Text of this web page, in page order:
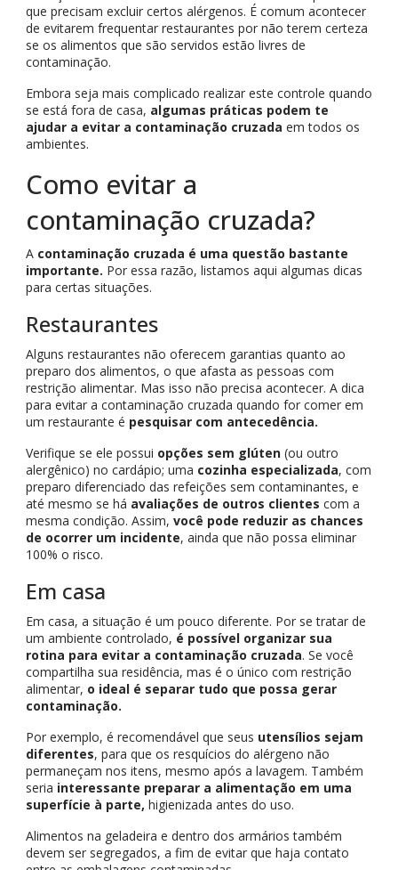
que precisam excluir certos alérgenos. É comum acontecer
de evitarem frequentar restaurantes por não terem certeza
se os alimentos que são servidos estão livres de
contaminação.
Embora seja mais complicado realizar este controle quando
se está fora de casa, algumas práticas podem te
ajudar a evitar a contaminação cruzada em todos os
ambientes.
Como evitar a
contaminação cruzada?
A contaminação cruzada é uma questão bastante
importante. Por essa razão, listamos aqui algumas dicas
para certas situações.
Restaurantes
Alguns restaurantes não oferecem garantias quanto ao
preparo dos alimentos, o que afasta as pessoas com
restrição alimentar. Mas isso não precisa acontecer. A dica
para evitar a contaminação cruzada quando for comer em
um restaurante é pesquisar com antecedência.
Verifique se ele possui opções sem glúten(ou outro
alergênico) no cardápio; uma cozinha especializada, com
preparo diferenciado das refeições sem contaminantes, e
até mesmo se há avaliações de outros clientes com a
mesma condição. Assim, você pode reduzir as chances
de ocorrer um incidente, ainda que não possa eliminar
100% o risco.
Em casa
Em casa, a situação é um pouco diferente. Por se tratar de
um ambiente controlado, é possível organizar sua
rotina para evitar a contaminação cruzada. Se você
compartilha sua residência, mas é o único com restrição
alimentar, o ideal é separar tudo que possa gerar
contaminação.
Por exemplo, é recomendável que seus utensílios sejam
diferentes, para que os resquícios do alérgeno não
permaneçam nos itens, mesmo após a lavagem. Também
seria interessante preparar a alimentação em uma
superfície à parte, higienizada antes do uso.
Alimentos na geladeira e dentro dos armários também
devem ser segregados, a fim de evitar que haja contato